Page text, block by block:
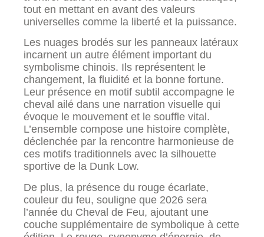
tout en mettant en avant des valeurs
universelles comme la liberté et la puissance.
Les nuages brodés sur les panneaux latéraux
incarnent un autre élément important du
symbolisme chinois. Ils représentent le
changement, la fluidité et la bonne fortune.
Leur présence en motif subtil accompagne le
cheval ailé dans une narration visuelle qui
évoque le mouvement et le souffle vital.
L’ensemble compose une histoire complète,
déclenchée par la rencontre harmonieuse de
ces motifs traditionnels avec la silhouette
sportive de la Dunk Low.
De plus, la présence du rouge écarlate,
couleur du feu, souligne que 2026 sera
l’année du Cheval de Feu, ajoutant une
couche supplémentaire de symbolique à cette